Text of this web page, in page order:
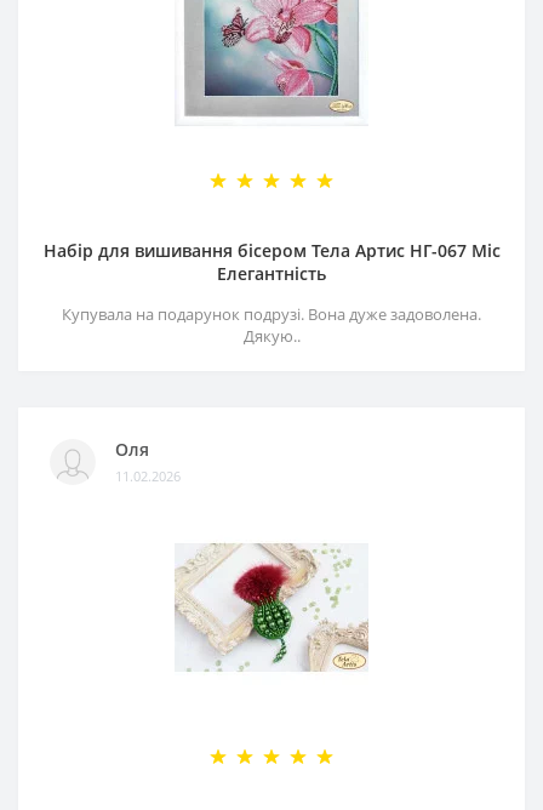
Набір для вишивання бісером Тела Артис НГ-067 Міс
Елегантність
Купувала на подарунок подрузі. Вона дуже задоволена.
Дякую..
Оля
11.02.2026